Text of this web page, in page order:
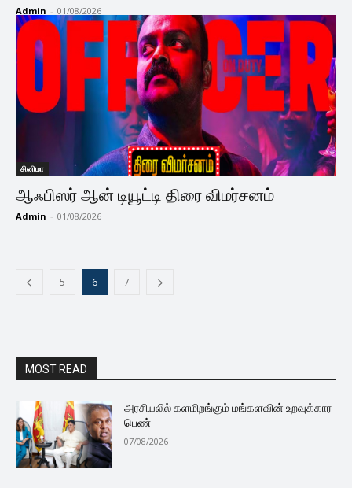
Admin - 01/08/2026
சினிமா
ஆஃபிஸர் ஆன் டியூட்டி திரை விமர்சனம்
Admin - 01/08/2026
5 6 7
MOST READ
அரசியலில் களமிறங்கும் மங்களவின் உறவுக்கார
பெண்
07/08/2026